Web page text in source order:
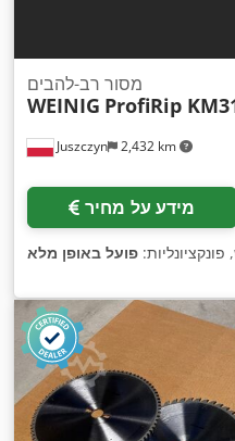
Juszczyn 2,432 km
מסור רב-להבים
WEINIG ProfiRip
מידע על מחיר
, פונקציונליות: פועל באופן מלא